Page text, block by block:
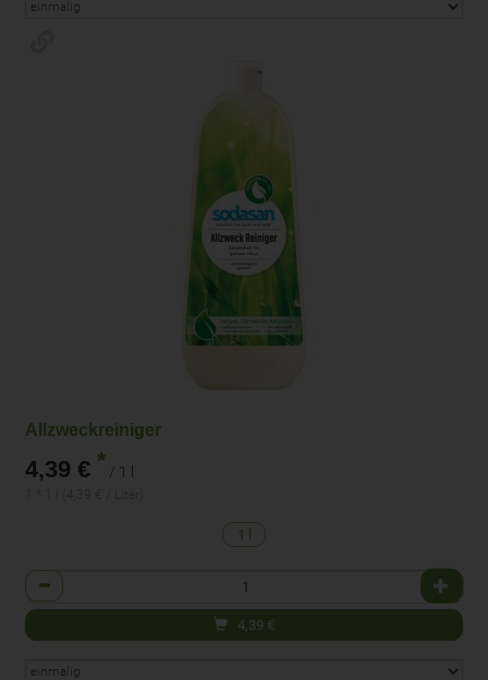
Allzweckreiniger
4,39 € * / 1 l
1 l
Anzahl
4,39 €